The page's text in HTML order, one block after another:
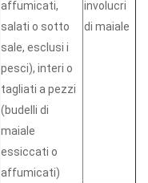
affumicati,
salati o sotto
sale, esclusi i
pesci), interi o
tagliati a pezzi
(budelli di
maiale
essiccati o
affumicati)
involucri
di maiale